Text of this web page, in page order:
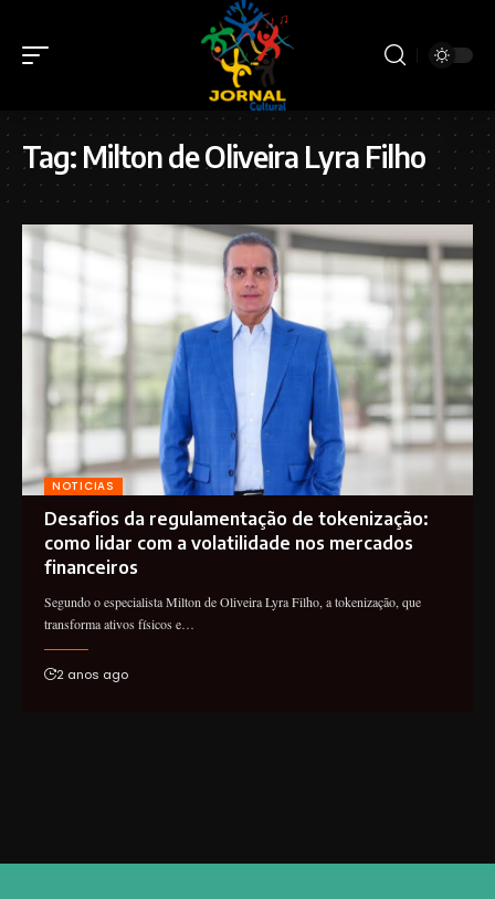
Tag: Milton de Oliveira Lyra Filho
NOTICIAS
Desafios da regulamentação de tokenização:
como lidar com a volatilidade nos mercados
financeiros
Segundo o especialista Milton de Oliveira Lyra Filho, a tokenização, que
transforma ativos físicos e…
2 anos ago